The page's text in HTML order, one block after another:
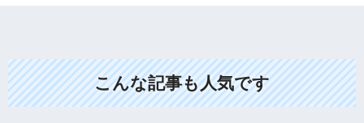
こんな記事も人気です